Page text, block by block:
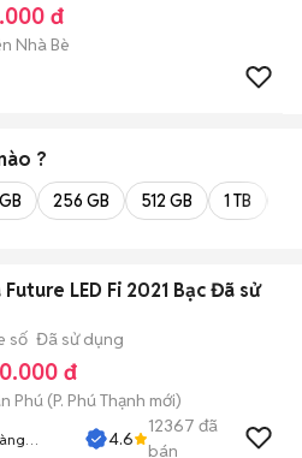
đ
Nhà Bè
?
256 GB 512 GB 1 TB
LED Fi 2021 Bạc Đã sử
số Đã sử dụng
đ
Phú (P. Phú Thạnh mới)
4.6
12367 đã
bán